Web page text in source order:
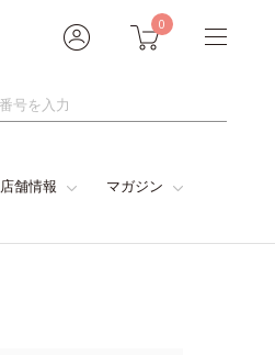
0
店舗情報 マガジン